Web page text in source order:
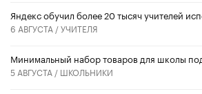
​Яндекс обучил более 20 тысяч учителей
6 АВГУСТА /УЧИТЕЛЯ
Минимальный набор товаров для школы
5 АВГУСТА / ШКОЛЬНИКИ